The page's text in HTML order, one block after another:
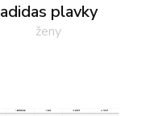
adidas plavky
ženy